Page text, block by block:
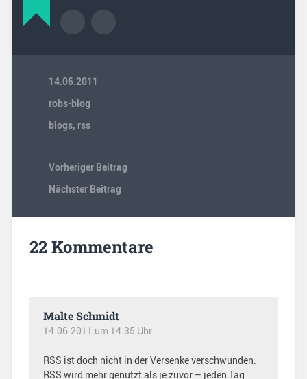
14.06.2011
robs-blog
blogs, rss
Vorheriger Beitrag
Nächster Beitrag
22 Kommentare
Malte Schmidt
14.06.2011 um 14:35 Uhr
RSS ist doch nicht in der Versenke verschwunden.
RSS wird mehr genutzt als je zuvor – jeden Tag